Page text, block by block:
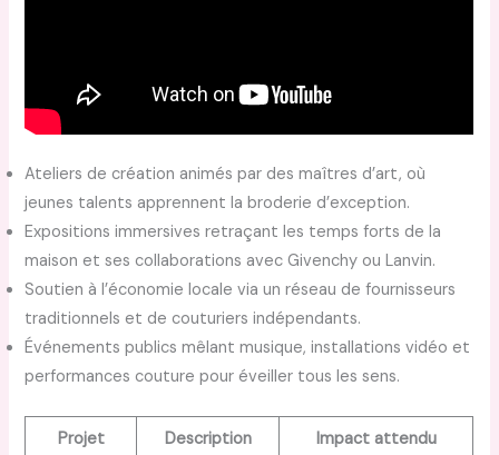
Ateliers de création animés par des maîtres d’art, où
jeunes talents apprennent la broderie d’exception.
Expositions immersives retraçant les temps forts de la
maison et ses collaborations avec Givenchy ou Lanvin.
Soutien à l’économie locale via un réseau de fournisseurs
traditionnels et de couturiers indépendants.
Événements publics mêlant musique, installations vidéo et
performances couture pour éveiller tous les sens.
Projet Description Impact attendu